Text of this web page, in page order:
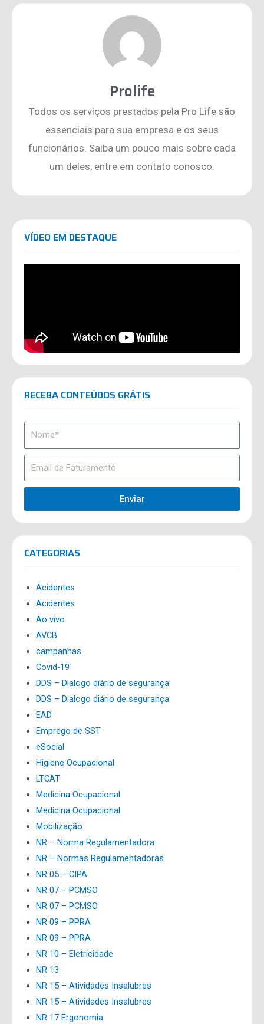
Prolife
Todos os serviços prestados pela Pro Life são
essenciais para sua empresa e os seus
funcionários. Saiba um pouco mais sobre cada
um deles, entre em contato conosco.
VÍDEO EM DESTAQUE
RECEBA CONTEÚDOS GRÁTIS
Enviar
CATEGORIAS
Acidentes
Acidentes
Ao vivo
AVCB
campanhas
Covid-19
DDS – Dialogo diário de segurança
DDS – Dialogo diário de segurança
EAD
Emprego de SST
eSocial
Higiene Ocupacional
LTCAT
Medicina Ocupacional
Medicina Ocupacional
Mobilização
NR – Norma Regulamentadora
NR – Normas Regulamentadoras
NR 05 – CIPA
NR 07 – PCMSO
NR 07 – PCMSO
NR 09 – PPRA
NR 09 – PPRA
NR 10 – Eletricidade
NR 13
NR 15 – Atividades Insalubres
NR 15 – Atividades Insalubres
NR 17 Ergonomia